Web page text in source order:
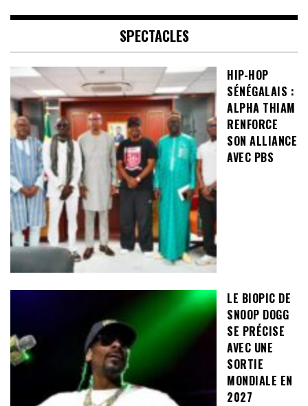
SPECTACLES
HIP-HOP
SÉNÉGALAIS :
ALPHA THIAM
RENFORCE
SON ALLIANCE
AVEC PBS
LE BIOPIC DE
SNOOP DOGG
SE PRÉCISE
AVEC UNE
SORTIE
MONDIALE EN
2027